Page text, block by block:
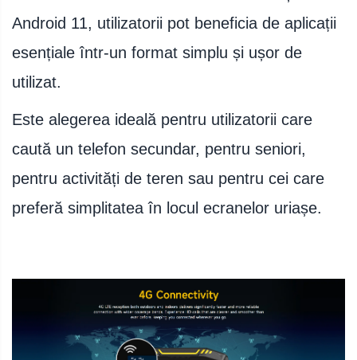
Android 11, utilizatorii pot beneficia de aplicații
esențiale într-un format simplu și ușor de
utilizat.
Este alegerea ideală pentru utilizatorii care
caută un telefon secundar, pentru seniori,
pentru activități de teren sau pentru cei care
preferă simplitatea în locul ecranelor uriașe.